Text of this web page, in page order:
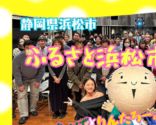
＜週刊なるほど！ニッポン＞
グランプリを受賞された
静岡県焼津市の水野 優子さんと焼津
上貴さんの喜びの声は「週刊なるほ
れました。
「週刊 なるほど！ニッポン」12月
▼BUCK－TICK 星野英彦（左から２
▼当日の会場の様子
▼詳しくはこちら
伊那市観光協会
■静岡県南伊豆町観光協会
展開：上柳昌彦 「あさぼらけ」番組
時期：2025年4月中旬
終選考で７自治体７組の方々が選ばれ
「ニッポン移住者アワード」とは